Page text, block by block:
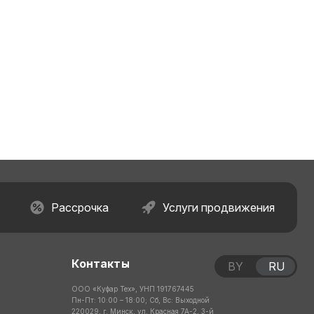
Рассрочка Услуги продвижения
Контакты
ООО «Куфар Тех», УНП 191767445
Пн-Пт: 10:00 – 18:00; Сб, Вс: Выходной
220029, г. Минск, ул. Красная 7А-2, 3-й
BY RU